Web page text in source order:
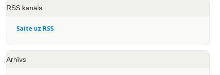
RSS kanāls
Saite uz RSS
Arhīvs